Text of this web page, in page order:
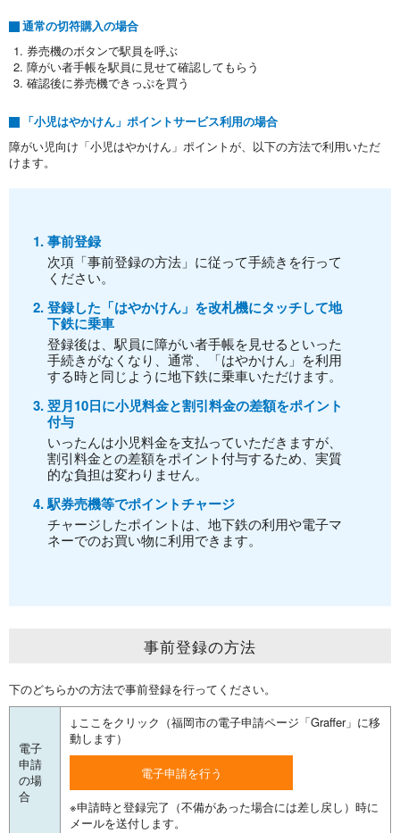
通常の切符購入の場合
券売機のボタンで駅員を呼ぶ
障がい者手帳を駅員に見せて確認してもらう
確認後に券売機できっぷを買う
「小児はやかけん」ポイントサービス利用の場合
障がい児向け「小児はやかけん」ポイントが、以下の方法で利用いただ
けます。
事前登録
次項「事前登録の方法」に従って手続きを行って
ください。
登録した「はやかけん」を改札機にタッチして地
下鉄に乗車
登録後は、駅員に障がい者手帳を見せるといった
手続きがなくなり、通常、「はやかけん」を利用
する時と同じように地下鉄に乗車いただけます。
翌月10日に小児料金と割引料金の差額をポイント
付与
いったんは小児料金を支払っていただきますが、
割引料金との差額をポイント付与するため、実質
的な負担は変わりません。
駅券売機等でポイントチャージ
チャージしたポイントは、地下鉄の利用や電子マ
ネーでのお買い物に利用できます。
事前登録の方法
下のどちらかの方法で事前登録を行ってください。
電子
申請
の場
合
↓ここをクリック（福岡市の電子申請ページ「Graffer」に移
動します）
電子申請を行う
※申請時と登録完了（不備があった場合には差し戻し）時に
メールを送付します。